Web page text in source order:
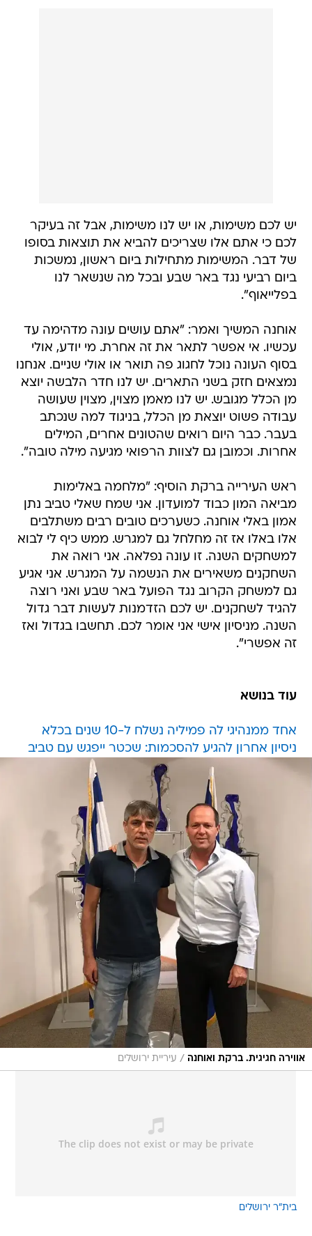
יש לכם משימות, או יש לנו משימות, אבל זה בעיקר
לכם כי אתם אלו שצריכים להביא את תוצאות בסופו
של דבר. המשימות מתחילות ביום ראשון, נמשכות
ביום רביעי נגד באר שבע ובכל מה שנשאר לנו
בפלייאוף".
אוחנה המשיך ואמר: "אתם עושים עונה מדהימה עד
עכשיו. אי אפשר לתאר את זה אחרת. מי יודע, אולי
בסוף העונה נוכל לחגוג פה תואר או אולי שניים. אנחנו
נמצאים חזק בשני התארים. יש לנו חדר הלבשה יוצא
מן הכלל מגובש. יש לנו מאמן מצוין, מצוין שעושה
עבודה פשוט יוצאת מן הכלל, בניגוד למה שנכתב
בעבר. כבר היום רואים שהטונים אחרים, המילים
אחרות. וכמובן גם לצוות הרפואי מגיעה מילה טובה".
ראש העירייה ברקת הוסיף: "מלחמה באלימות
מביאה המון כבוד למועדון. אני שמח שאלי טביב נתן
אמון באלי אוחנה. כשערכים טובים רבים משתלבים
אלו באלו אז זה מחלחל גם למגרש. ממש כיף לי לבוא
למשחקים השנה. זו עונה נפלאה. אני רואה את
השחקנים משאירים את הנשמה על המגרש. אני אגיע
גם למשחק הקרוב נגד הפועל באר שבע ואני רוצה
להגיד לשחקנים. יש לכם הזדמנות לעשות דבר גדול
השנה. מניסיון אישי אני אומר לכם. תחשבו בגדול ואז
זה אפשרי".
עוד בנושא
אחד ממנהיגי לה פמיליה נשלח ל-10 שנים בכלא
ניסיון אחרון להגיע להסכמות: שכטר ייפגש עם טביב
אווירה חגיגית. ברקת ואוחנה / עיריית ירושלים
בית"ר ירושלים